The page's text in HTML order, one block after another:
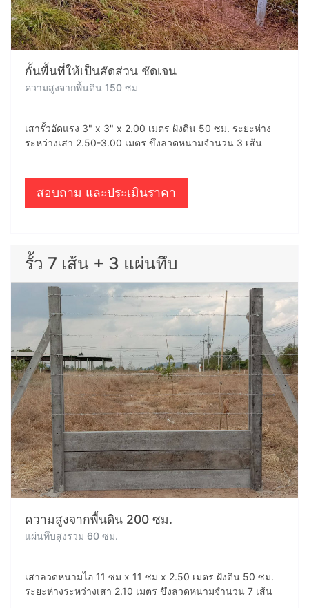
กั้นพื้นที่ให้เป็นสัดส่วน ชัดเจน
ความสูงจากพื้นดิน 150 ซม
เสารั้วอัดแรง 3" x 3" x 2.00 เมตร ฝังดิน 50 ซม. ระยะห่าง
ระหว่างเสา 2.50-3.00 เมตร ขึงลวดหนามจำนวน 3 เส้น
สอบถาม และประเมินราคา
รั้ว 7 เส้น + 3 แผ่นทึบ
ความสูงจากพื้นดิน 200 ซม.
แผ่นทึบสูงรวม 60 ซม.
เสาลวดหนามไอ 11 ซม x 11 ซม x 2.50 เมตร ฝังดิน 50 ซม.
ระยะห่างระหว่างเสา 2.10 เมตร ขึงลวดหนามจำนวน 7 เส้น